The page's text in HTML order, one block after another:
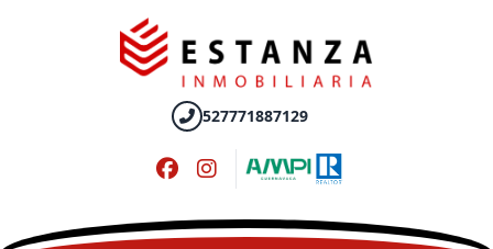
527771887129